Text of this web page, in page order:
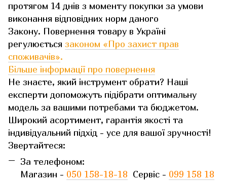
протягом 14 днів з моменту покупки за умови
виконання відповідних норм даного
Закону. Повернення товару в Україні
регулюється законом «Про захист прав
споживачів».
Більше інформації про повернення
Не знаєте, який інструмент обрати? Наші
експерти допоможуть підібрати оптимальну
модель за вашими потребами та бюджетом.
Широкий асортимент, гарантія якості та
індивідуальний підхід - усе для вашої зручності!
Звертайтеся:
За телефоном:
Магазин - 050 158-18-18 Сервіс - 099 158 18